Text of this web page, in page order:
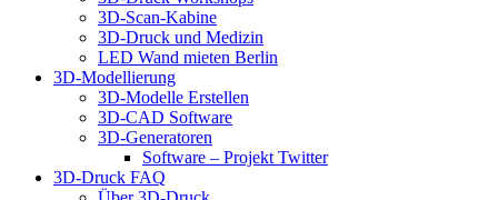
3D-Scan-Kabine
3D-Druck und Medizin
LED Wand mieten Berlin
3D-Modellierung
3D-Modelle Erstellen
3D-CAD Software
3D-Generatoren
Software – Projekt Twitter
3D-Druck FAQ